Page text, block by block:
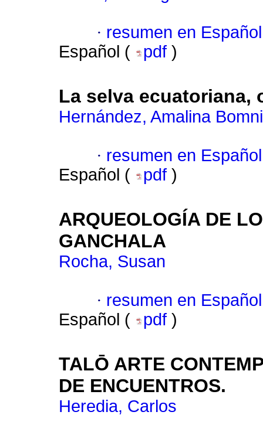
· resumen en Español
Español (
pdf )
La selva ecuatoriana,
Hernández, Amalina
· resumen en Español
Español (
pdf )
ARQUEOLOGÍA DE
GANCHALA
Rocha, Susan
· resumen en Español
Español (
pdf )
TALŌ ARTE
DE ENCUENTROS.
Heredia, Carlos